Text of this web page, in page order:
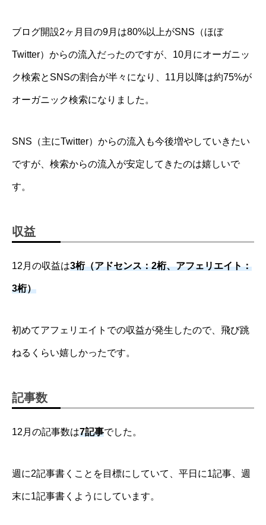
ブログ開設2ヶ月目の9月は80%以上がSNS（ほぼ
Twitter）からの流入だったのですが、10月にオーガニッ
ク検索とSNSの割合が半々になり、11月以降は約75%が
オーガニック検索になりました。
SNS（主にTwitter）からの流入も今後増やしていきたい
ですが、検索からの流入が安定してきたのは嬉しいで
す。
収益
12月の収益は3桁（アドセンス：2桁、アフェリエイト：
3桁）
初めてアフェリエイトでの収益が発生したので、飛び跳
ねるくらい嬉しかったです。
記事数
12月の記事数は7記事でした。
週に2記事書くことを目標にしていて、平日に1記事、週
末に1記事書くようにしています。